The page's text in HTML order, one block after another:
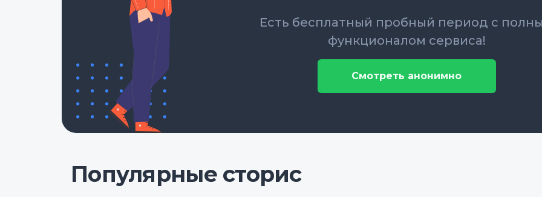
Есть бесплатный пробный период с
функционалом сервиса!
Смотреть анонимно
Популярные сторис